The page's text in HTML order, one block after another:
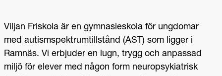
Viljan Friskola är en gymnasieskola för ungdomar
med autismspektrumtillstånd (AST) som ligger i
Ramnäs. Vi erbjuder en lugn, trygg och anpassad
miljö för elever med någon form neuropsykiatrisk